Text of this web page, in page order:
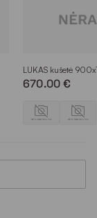
LUKAS kušetė
670.00 €